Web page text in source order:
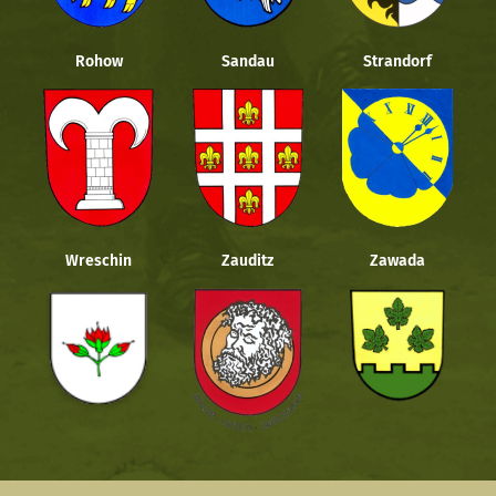
Rohow Sandau Strandorf
Wreschin Zauditz Zawada